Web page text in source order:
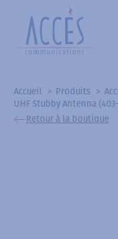
Accueil Produits
UHF Stubby Antenna
Retour à la boutique